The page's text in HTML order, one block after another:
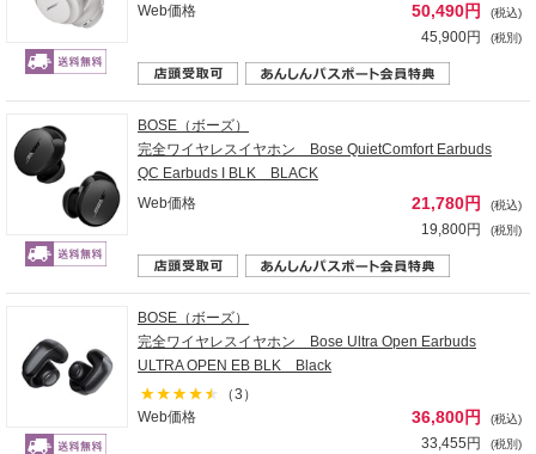
Web価格
50,490円 (税込)
45,900円 (税別)
BOSE（ボーズ）
完全ワイヤレスイヤホン Bose QuietComfort Earbuds
QC Earbuds I BLK BLACK
Web価格
21,780円 (税込)
19,800円 (税別)
BOSE（ボーズ）
完全ワイヤレスイヤホン Bose Ultra Open Earbuds
ULTRA OPEN EB BLK Black
（3）
Web価格
36,800円 (税込)
33,455円 (税別)